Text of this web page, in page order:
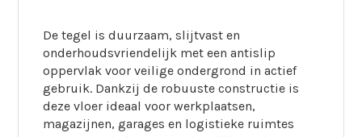
De tegel is duurzaam, slijtvast en
onderhoudsvriendelijk met een antislip
oppervlak voor veilige ondergrond in actief
gebruik. Dankzij de robuuste constructie is
deze vloer ideaal voor werkplaatsen,
magazijnen, garages en logistieke ruimtes